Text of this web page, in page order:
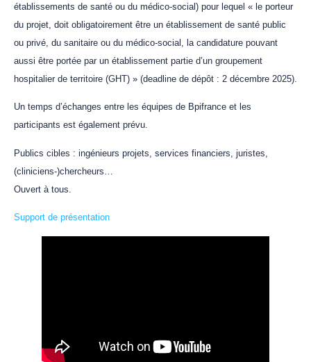
établissements de santé ou du médico-social) pour lequel « le porteur
du projet, doit obligatoirement être un établissement de santé public
ou privé, du sanitaire ou du médico-social, la candidature pouvant
aussi être portée par un établissement partie d’un groupement
hospitalier de territoire (GHT) » (deadline de dépôt : 2 décembre 2025).
Un temps d’échanges entre les équipes de Bpifrance et les
participants est également prévu.
Publics cibles : ingénieurs projets, services financiers, juristes,
(cliniciens-)chercheurs…
Ouvert à tous.
Support de présentation